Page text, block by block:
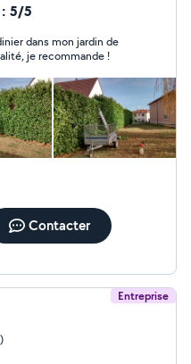
: 5/5
dans mon jardin de
je recommande !
Contacter
Entreprise